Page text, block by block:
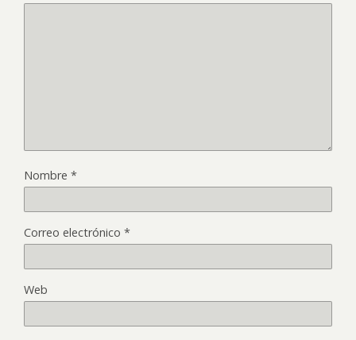
Nombre *
Correo electrónico *
Web